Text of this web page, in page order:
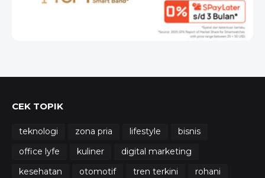
CEK TOPIK
teknologi zona pria lifestyle
bisnis
office lyfe
kuliner
digital marketing
kesehatan
otomotif tren terkini
rohani